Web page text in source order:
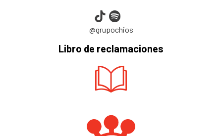
@grupochios
Libro de reclamaciones